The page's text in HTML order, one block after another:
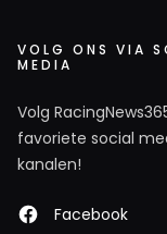
Reclame ok ,
in deze site
VOLG ONS VIA
MEDIA
Volg
favoriete social
kanalen!
Facebook